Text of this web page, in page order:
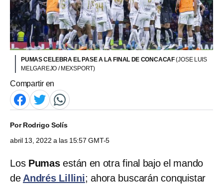
PUMAS CELEBRA EL PASE A LA FINAL DE CONCACAF(JOSE LUIS
MELGAREJO / MEXSPORT)
Compartir en
PorRodrigo Solís
abril 13, 2022 a las 15:57 GMT-5
Los Pumasestán en otra final bajo el mando
de Andrés Lillini; ahora buscarán conquistar